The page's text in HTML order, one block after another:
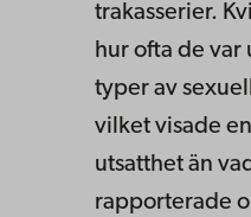
trakasserier.
hur ofta de var
typer av
vilket visade
utsatthet än
rapporterade